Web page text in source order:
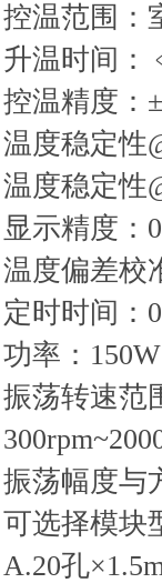
控温范围：
升温时间：
控温精度：
温度稳定性
温度稳定性
显示精度：
温度偏差校
定时时间：
功率：150W
振荡转速范
振荡幅度与
可选择模块
A.20孔